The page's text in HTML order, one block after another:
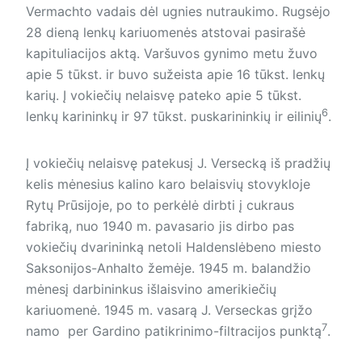
Vermachto vadais dėl ugnies nutraukimo. Rugsėjo
28 dieną lenkų kariuomenės atstovai pasirašė
kapituliacijos aktą. Varšuvos gynimo metu žuvo
apie 5 tūkst. ir buvo sužeista apie 16 tūkst. lenkų
karių. Į vokiečių nelaisvę pateko apie 5 tūkst.
lenkų karininkų ir 97 tūkst. puskarininkių ir eilinių6.
Į vokiečių nelaisvę patekusį J. Versecką iš pradžių
kelis mėnesius kalino karo belaisvių stovykloje
Rytų Prūsijoje, po to perkėlė dirbti į cukraus
fabriką, nuo 1940 m. pavasario jis dirbo pas
vokiečių dvarininką netoli Haldenslėbeno miesto
Saksonijos-Anhalto žemėje. 1945 m. balandžio
mėnesį darbininkus išlaisvino amerikiečių
kariuomenė. 1945 m. vasarą J. Verseckas grįžo
namo per Gardino patikrinimo-filtracijos punktą7.